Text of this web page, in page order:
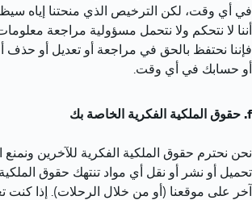
في أي وقت، لكن الترخيص الذي منحتنا إياه
أننا لا نتحكم ولا نتحمل مسؤولية مراجعة
فإننا نحتفظ بالحق في مراجعة أو تعديل أو
أو حسابك في أي وقت.
حقوق الملكية الفكرية الخاصة بك
نحن نحترم حقوق الملكية الفكرية للآخرين
تحميل أو نشر أو نقل أي مواد تنتهك حقوق
آخر على موقعنا (أو من خلال الرحلات). إذا كنت